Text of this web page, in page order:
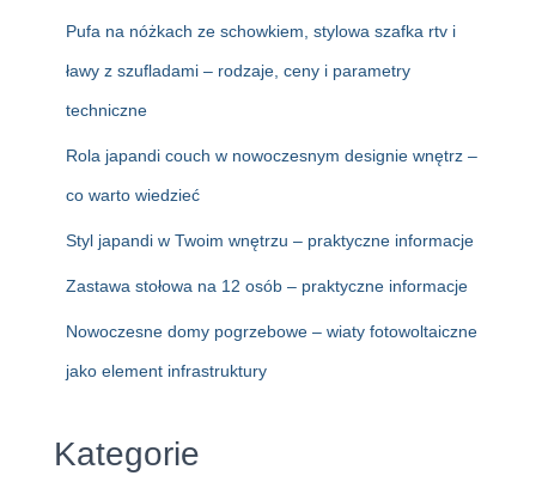
Pufa na nóżkach ze schowkiem, stylowa szafka rtv i
ławy z szufladami – rodzaje, ceny i parametry
techniczne
Rola japandi couch w nowoczesnym designie wnętrz –
co warto wiedzieć
Styl japandi w Twoim wnętrzu – praktyczne informacje
Zastawa stołowa na 12 osób – praktyczne informacje
Nowoczesne domy pogrzebowe – wiaty fotowoltaiczne
jako element infrastruktury
Kategorie